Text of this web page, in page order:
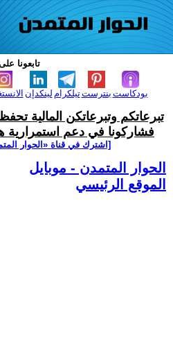
تابعونا
لينكدإن تيلكرامبنترست بودكاست
تبرعاتكم وتبرعاتكن المالية
فشاركونا في دعم استمرارية
[اشترك في قناة ‫«الحوار
الحوار المتمدن - موبايل
الموقع الرئيسي